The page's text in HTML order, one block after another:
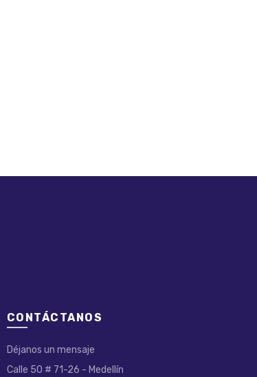
CONTÁCTANOS
Déjanos un mensaje
Calle 50 # 71-26 - Medellín